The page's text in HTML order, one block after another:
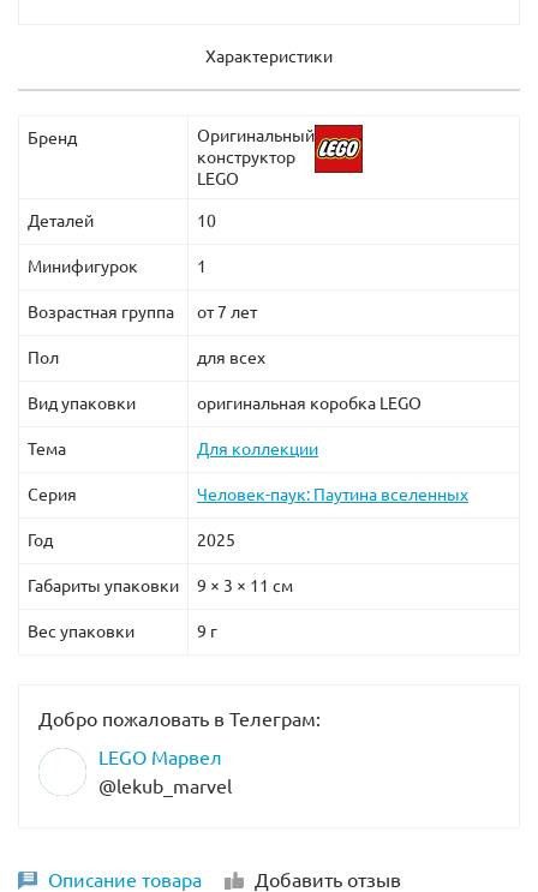
Характеристики
Бренд
Оригинальный
конструктор
LEGO
Деталей 10
Минифигурок 1
Возрастная группа от 7 лет
Пол для всех
Вид упаковки оригинальная коробка LEGO
Тема Для коллекции
Серия Человек-паук: Паутина вселенных
Год 2025
Габариты упаковки 9 × 3 × 11 см
Вес упаковки 9 г
Добро пожаловать в Телеграм:
LEGO Марвел
@lekub_marvel
Описание товара Добавить отзыв